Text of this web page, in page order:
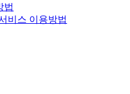
법
비스 이용방법